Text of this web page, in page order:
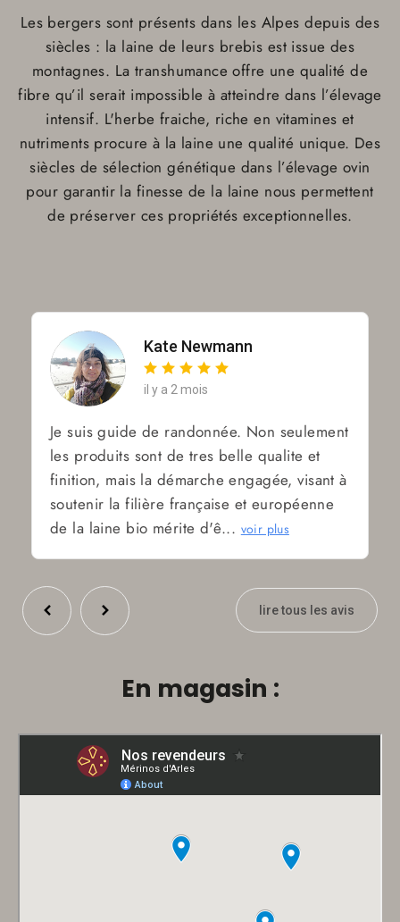
Les bergers sont présents dans les Alpes depuis des
siècles : la laine de leurs brebis est issue des
montagnes. La transhumance offre une qualité de
fibre qu’il serait impossible à atteindre dans l’élevage
intensif. L'herbe fraiche, riche en vitamines et
nutriments procure à la laine une qualité unique. Des
siècles de sélection génétique dans l’élevage ovin
pour garantir la finesse de la laine nous permettent
de préserver ces propriétés exceptionnelles.
Kate Newmann
il y a 2 mois
Je suis guide de randonnée. Non seulement
les produits sont de tres belle qualite et
finition, mais la démarche engagée, visant à
soutenir la filière française et européenne
de la laine bio mérite d'ê... voir plus
lire tous les avis
En magasin :